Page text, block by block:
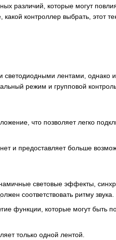
различий, которые могут
контроллер выбрать, этот
лентами, однако
режим и групповой
что позволяет легко
и предоставляет больше
световые эффекты,
соответствовать ритму звука.
функции, которые могут быть
только одной лентой.